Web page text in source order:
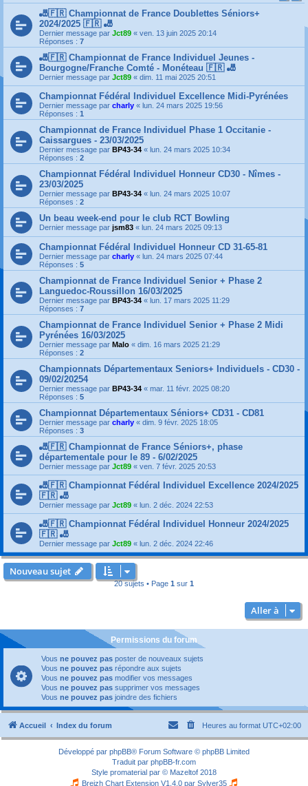
🎳🇫🇷 Championnat de France Doublettes Séniors+
2024/2025 🇫🇷 🎳
Dernier message par Jct89 « ven. 13 juin 2025 20:14
Réponses : 7
🎳🇫🇷 Championnat de France Individuel Jeunes -
Bourgogne/Franche Comté - Monéteau 🇫🇷 🎳
Dernier message par Jct89 « dim. 11 mai 2025 20:51
Championnat Fédéral Individuel Excellence Midi-Pyrénées
Dernier message par charly « lun. 24 mars 2025 19:56
Réponses : 1
Championnat de France Individuel Phase 1 Occitanie -
Caissargues - 23/03/2025
Dernier message par BP43-34 « lun. 24 mars 2025 10:34
Réponses : 2
Championnat Fédéral Individuel Honneur CD30 - Nîmes -
23/03/2025
Dernier message par BP43-34 « lun. 24 mars 2025 10:07
Réponses : 2
Un beau week-end pour le club RCT Bowling
Dernier message par jsm83 « lun. 24 mars 2025 09:13
Championnat Fédéral Individuel Honneur CD 31-65-81
Dernier message par charly « lun. 24 mars 2025 07:44
Réponses : 5
Championnat de France Individuel Senior + Phase 2
Languedoc-Roussillon 16/03/2025
Dernier message par BP43-34 « lun. 17 mars 2025 11:29
Réponses : 7
Championnat de France Individuel Senior + Phase 2 Midi
Pyrénées 16/03/2025
Dernier message par Malo « dim. 16 mars 2025 21:29
Réponses : 2
Championnats Départementaux Seniors+ Individuels - CD30 -
09/02/20254
Dernier message par BP43-34 « mar. 11 févr. 2025 08:20
Réponses : 5
Championnat Départementaux Séniors+ CD31 - CD81
Dernier message par charly « dim. 9 févr. 2025 18:05
Réponses : 3
🎳🇫🇷 Championnat de France Séniors+, phase
départementale pour le 89 - 6/02/2025
Dernier message par Jct89 « ven. 7 févr. 2025 20:53
🎳🇫🇷 Championnat Fédéral Individuel Excellence 2024/2025
🇫🇷 🎳
Dernier message par Jct89 « lun. 2 déc. 2024 22:53
🎳🇫🇷 Championnat Fédéral Individuel Honneur 2024/2025
🇫🇷 🎳
Dernier message par Jct89 « lun. 2 déc. 2024 22:46
Nouveau sujet
20 sujets • Page 1 sur 1
Aller à
Permissions du forum
Vous ne pouvez pas poster de nouveaux sujets
Vous ne pouvez pas répondre aux sujets
Vous ne pouvez pas modifier vos messages
Vous ne pouvez pas supprimer vos messages
Vous ne pouvez pas joindre des fichiers
Accueil Index du forum Heures au format UTC+02:00
Développé par phpBB® Forum Software © phpBB Limited
Traduit par phpBB-fr.com
Style promaterial par © Mazeltof 2018
Breizh Chart Extension V1.4.0 par Sylver35